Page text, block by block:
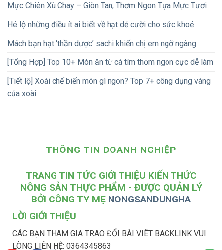
Mực Chiên Xù Chay – Giòn Tan, Thơm Ngon Tựa Mực Tươi
Hé lộ những điều ít ai biết về hạt dẻ cười cho sức khoẻ
Mách bạn hạt ‘thần dược’ sachi khiến chị em ngỡ ngàng
[Tổng Hợp] Top 10+ Món ăn từ cà tím thơm ngon cực dễ làm
[Tiết lộ] Xoài chế biến món gì ngon? Top 7+ công dụng vàng
của xoài
THÔNG TIN DOANH NGHIỆP
TRANG TIN TỨC GIỚI THIỆU KIẾN THỨC
NÔNG SẢN THỰC PHẨM - ĐƯỢC QUẢN LÝ
BỞI CÔNG TY MẸ NONGSANDUNGHA
LỜI GIỚI THIỆU
CÁC BẠN THAM GIA TRAO ĐỔI BÀI VIÊT BACKLINK VUI
LÒNG LIÊN HỆ: 0364345863